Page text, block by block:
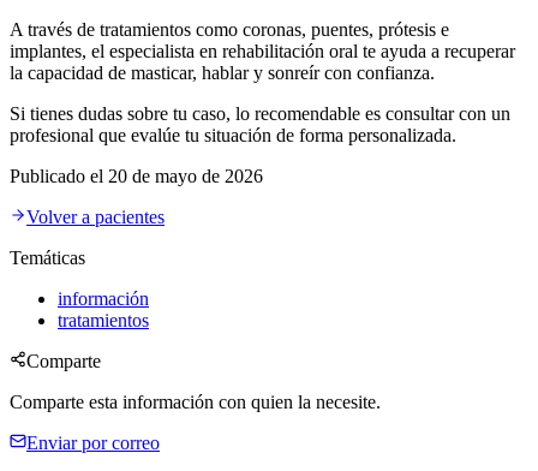
A través de tratamientos como coronas, puentes, prótesis e
implantes, el especialista en rehabilitación oral te ayuda a recuperar
la capacidad de masticar, hablar y sonreír con confianza.
Si tienes dudas sobre tu caso, lo recomendable es consultar con un
profesional que evalúe tu situación de forma personalizada.
Publicado el 20 de mayo de 2026
Volver a pacientes
Temáticas
información
tratamientos
Comparte
Comparte esta información con quien la necesite.
Enviar por correo